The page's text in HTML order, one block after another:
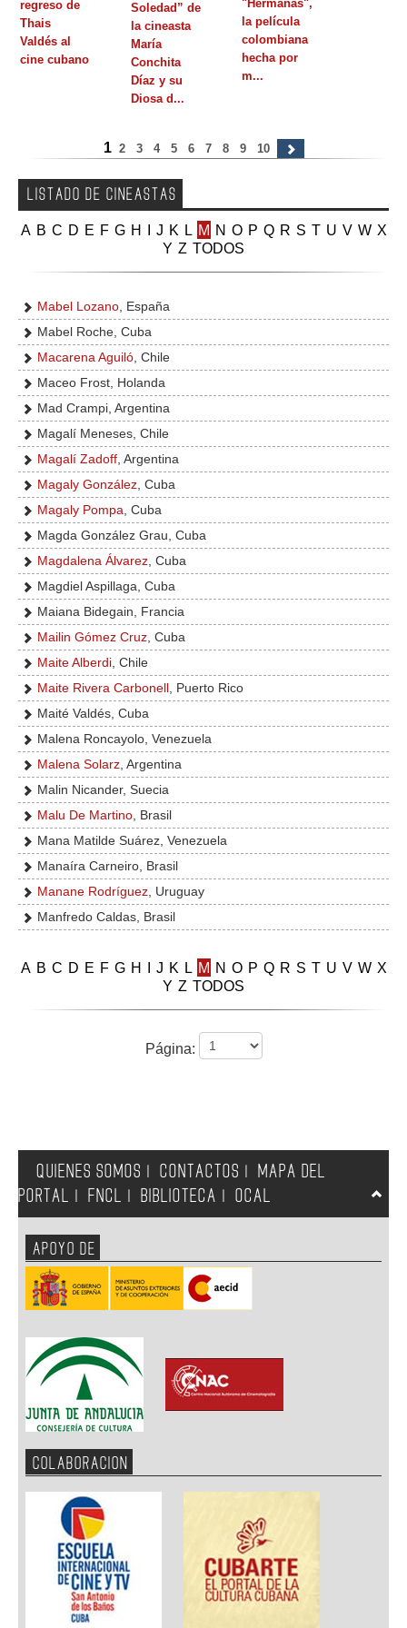
regreso de
Thais
Valdés al
cine cubano
Soledad” de
la cineasta
María
Conchita
Díaz y su
Diosa d...
"Hermanas",
la película
colombiana
hecha por
m...
1 2 3 4 5 6 7 8 9 10
LISTADO DE CINEASTAS
A B C D E F G H J K L M N O P Q R S T U V W X
Y Z TODOS
Mabel Lozano , España
Mabel Roche, Cuba
Macarena Aguiló , Chile
Maceo Frost, Holanda
Mad Crampi, Argentina
Magalí Meneses, Chile
Magalí Zadoff , Argentina
Magaly González , Cuba
Magaly Pompa , Cuba
Magda González Grau, Cuba
Magdalena Álvarez , Cuba
Magdiel Aspillaga, Cuba
Maiana Bidegain, Francia
Mailin Gómez Cruz , Cuba
Maite Alberdi , Chile
Maite Rivera Carbonell
, Puerto Rico
Maité Valdés, Cuba
Malena Roncayolo, Venezuela
Malena Solarz , Argentina
Malin Nicander, Suecia
Malu De Martino , Brasil
Mana Matilde Suárez, Venezuela
Manaíra Carneiro, Brasil
Manane Rodríguez , Uruguay
Manfredo Caldas, Brasil
A B C D E F G H J K L M N O P Q R S T U V W X
Y Z TODOS
Página:
QUIENES SOMOS CONTACTOS
MAPA DEL
PORTAL
FNCL BIBLIOTECA OCAL
APOYO DE
COLABORACION